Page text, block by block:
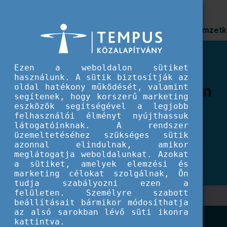
Prioritások
Szakmai
gondolkodás az
Nyári Egyetem idei
Az országos szakmai találkozó immáron
meg, ezúttal Győr városában, a Széchenyi
Ezen a weboldalon sütiket
használunk. A sütik biztosítják az
oldal hatékony működését, valamint
segítenek, hogy korszerű marketing
eszközök segítségével a legjobb
felhasználói élményt nyújthassuk
látogatóinknak. A rendszer
üzemeltetéséhez szükséges sütik
azonnal elindulnak, amikor
meglátogatja weboldalunkat. Azokat
a sütiket, amelyek elemzési és
marketing célokat szolgálnak, Ön
tudja szabályozni ezen a
felületen. Személyre szabott
beállításait bármikor módosíthatja
az alsó sarokban lévő süti ikonra
kattintva.